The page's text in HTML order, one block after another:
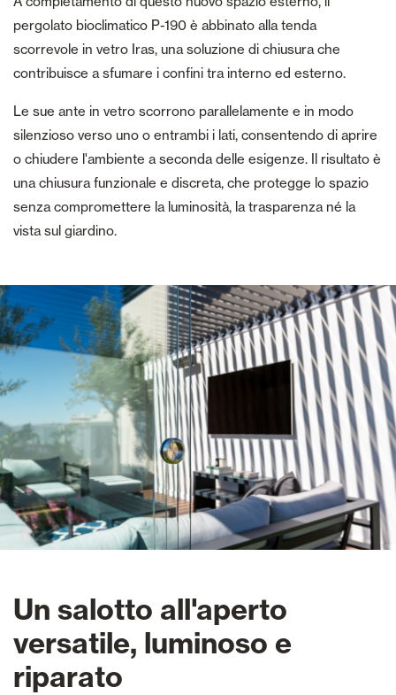
pergolato bioclimatico P-190 è abbinato alla tenda
scorrevole in vetro Iras, una soluzione di chiusura che
contribuisce a sfumare i confini tra interno ed esterno.
Le sue ante in vetro scorrono parallelamente e in modo
silenzioso verso uno o entrambi i lati, consentendo di aprire
o chiudere l'ambiente a seconda delle esigenze. Il risultato è
una chiusura funzionale e discreta, che protegge lo spazio
senza compromettere la luminosità, la trasparenza né la
vista sul giardino.
Un salotto all'aperto
versatile, luminoso e
riparato